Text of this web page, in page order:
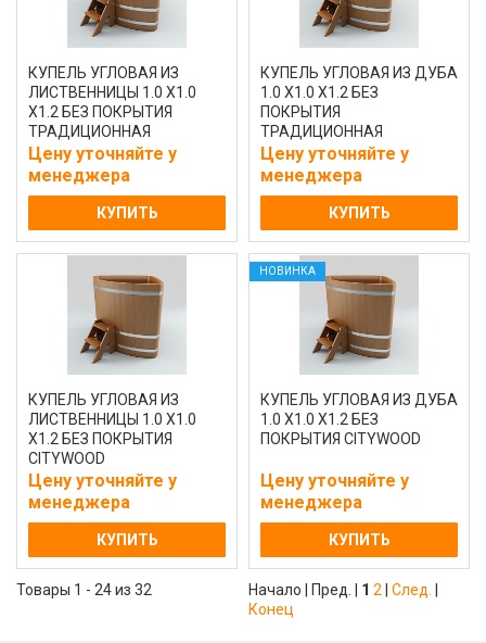
КУПЕЛЬ УГЛОВАЯ ИЗ
ЛИСТВЕННИЦЫ 1.0 Х1.0
Х1.2 БЕЗ ПОКРЫТИЯ
ТРАДИЦИОННАЯ
Цену уточняйте у
менеджера
КУПИТЬ
КУПЕЛЬ УГЛОВАЯ ИЗ ДУБА
1.0 Х1.0 Х1.2 БЕЗ
ПОКРЫТИЯ
ТРАДИЦИОННАЯ
Цену уточняйте у
менеджера
КУПИТЬ
КУПЕЛЬ УГЛОВАЯ ИЗ
ЛИСТВЕННИЦЫ 1.0 Х1.0
Х1.2 БЕЗ ПОКРЫТИЯ
CITYWOOD
Цену уточняйте у
менеджера
КУПИТЬ
НОВИНКА
КУПЕЛЬ УГЛОВАЯ ИЗ ДУБА
1.0 Х1.0 Х1.2 БЕЗ
ПОКРЫТИЯ CITYWOOD
Цену уточняйте у
менеджера
КУПИТЬ
Товары 1 - 24 из 32 Начало | Пред. | 1 2 След.
Конец